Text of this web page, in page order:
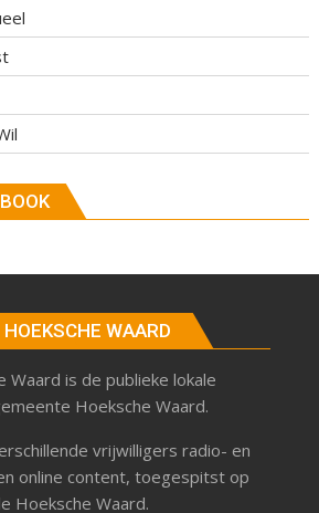
WAARD
Waard is de publieke lokale
Hoeksche Waard.
vrijwilligers radio- en
online content, toegespitst op
Hoeksche Waard.